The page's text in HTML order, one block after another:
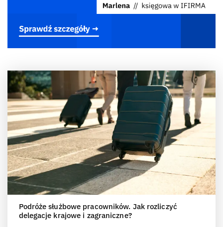
Podróże służbowe pracowników. Jak rozliczyć
delegacje krajowe i zagraniczne?